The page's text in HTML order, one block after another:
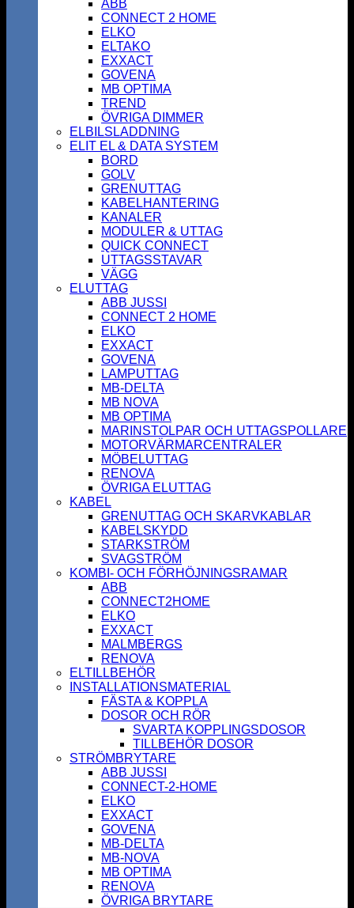
ABB
CONNECT 2 HOME
ELKO
ELTAKO
EXXACT
GOVENA
MB OPTIMA
TREND
ÖVRIGA DIMMER
ELBILSLADDNING
ELIT EL & DATA SYSTEM
BORD
GOLV
GRENUTTAG
KABELHANTERING
KANALER
MODULER & UTTAG
QUICK CONNECT
UTTAGSSTAVAR
VÄGG
ELUTTAG
ABB JUSSI
CONNECT 2 HOME
ELKO
EXXACT
GOVENA
LAMPUTTAG
MB-DELTA
MB NOVA
MB OPTIMA
MARINSTOLPAR OCH UTTAGSPOLLARE
MOTORVÄRMARCENTRALER
MÖBELUTTAG
RENOVA
ÖVRIGA ELUTTAG
KABEL
GRENUTTAG OCH SKARVKABLAR
KABELSKYDD
STARKSTRÖM
SVAGSTRÖM
KOMBI- OCH FÖRHÖJNINGSRAMAR
ABB
CONNECT2HOME
ELKO
EXXACT
MALMBERGS
RENOVA
ELTILLBEHÖR
INSTALLATIONSMATERIAL
FÄSTA & KOPPLA
DOSOR OCH RÖR
SVARTA KOPPLINGSDOSOR
TILLBEHÖR DOSOR
STRÖMBRYTARE
ABB JUSSI
CONNECT-2-HOME
ELKO
EXXACT
GOVENA
MB-DELTA
MB-NOVA
MB OPTIMA
RENOVA
ÖVRIGA BRYTARE